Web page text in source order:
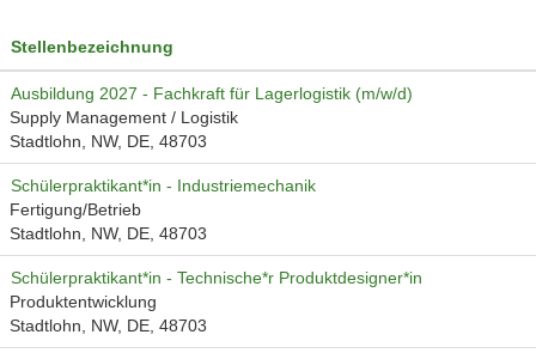
Stellenbezeichnung
Ausbildung 2027 - Fachkraft für Lagerlogistik (m/w/d)
Supply Management / Logistik
Stadtlohn, NW, DE, 48703
Schülerpraktikant*in - Industriemechanik
Fertigung/Betrieb
Stadtlohn, NW, DE, 48703
Schülerpraktikant*in - Technische*r Produktdesigner*in
Produktentwicklung
Stadtlohn, NW, DE, 48703